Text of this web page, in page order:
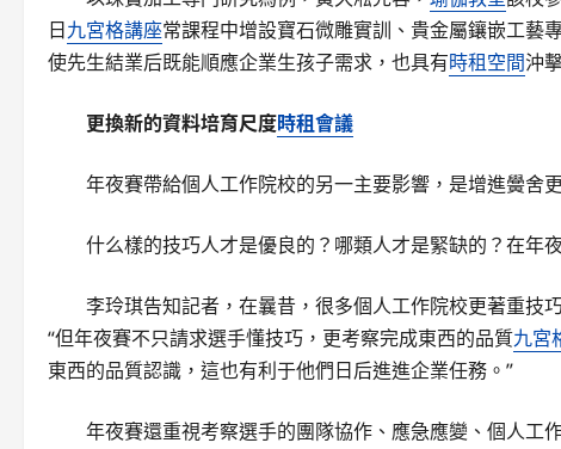
日九宮格講座常課程中增設寶石微雕實訓、貴金屬鑲嵌工藝
使先生結業后既能順應企業生孩子需求，也具有時租空間沖
更換新的資料培育尺度時租會議
年夜賽帶給個人工作院校的另一主要影響，是增進黌舍
什么樣的技巧人才是優良的？哪類人才是緊缺的？在年
李玲琪告知記者，在曩昔，很多個人工作院校更著重技
“但年夜賽不只請求選手懂技巧，更考察完成東西的品質九宮
東西的品質認識，這也有利于他們日后進進企業任務。”
年夜賽還重視考察選手的團隊協作、應急應變、個人工